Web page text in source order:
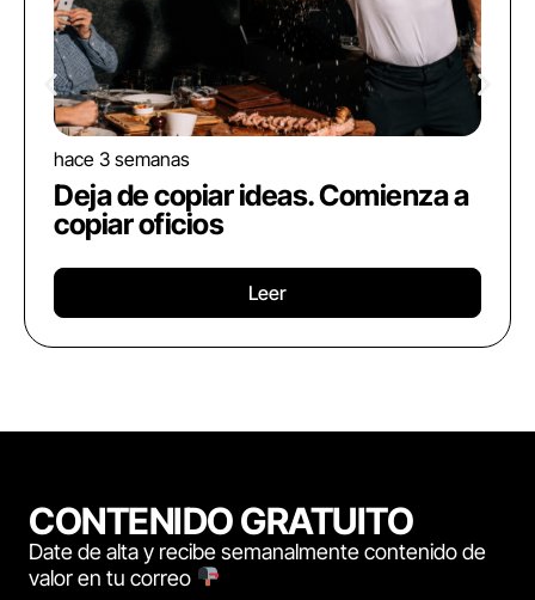
hace 3 semanas
Deja de copiar ideas. Comienza a
copiar oficios
Leer
CONTENIDO GRATUITO
Date de alta y recibe semanalmente contenido de
valor en tu correo